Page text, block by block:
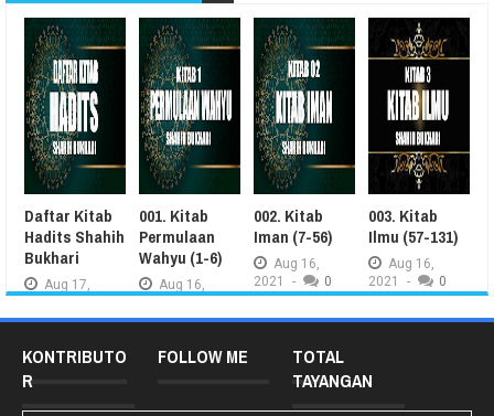
Daftar Kitab
Hadits Shahih
Bukhari
Aug 17,
001. Kitab
Permulaan
Wahyu (1-6)
Aug 16,
002. Kitab
Iman (7-56)
Aug 16,
2021
- 0
003. Kitab
Ilmu (57-131)
Aug 16,
2021
- 0
KONTRIBUTO
R
FOLLOW ME
TOTAL
TAYANGAN